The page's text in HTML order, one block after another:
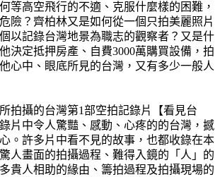
等高空飛行的不適、克服什麼樣的困難，
險？齊柏林又是如何從一個只拍美麗照片
以記錄台灣地景為職志的觀察者？又是什
決定抵押房產、自費3000萬購買設備，拍
心中、眼底所見的台灣，又有多少一般人
拍攝的台灣第1部空拍記錄片【看見台
片中令人驚豔、感動、心疼的的台灣，撼
。許多片中看不見的故事，也都收錄在本
人畫面的拍攝過程、難得入鏡的「人」的
貴人相助的緣由、籌拍過程及拍攝現場的